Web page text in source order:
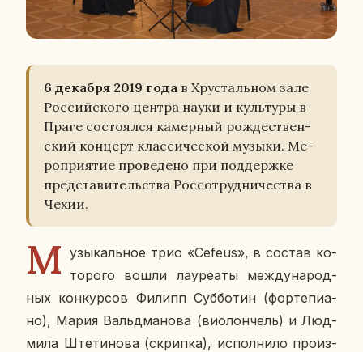
6 де­каб­ря 2019 года в Хру­сталь­ном зале
Рос­сий­ско­го центра науки и куль­ту­ры в
Праге со­сто­ял­ся ка­мер­ный рож­де­ствен­
ский кон­церт клас­си­че­ской музыки. Ме­
ро­при­я­тие про­ве­де­но при под­держ­ке
пред­ста­ви­тель­ства Рос­со­труд­ни­че­ства в
Чехии.
М у­зы­каль­ное трио «Cefeus», в состав ко­
то­ро­го вошли ла­у­ре­а­ты меж­ду­на­род­
ных кон­кур­сов Филипп Суб­бо­тин (фор­те­пи­а­
но), Мария Вальд­ма­но­ва (ви­о­лон­чель) и Люд­
ми­ла Ште­ти­но­ва (скрип­ка), ис­пол­ни­ло про­из­